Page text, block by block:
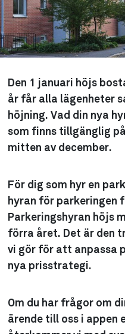
Den 1 januari höjs
år får alla lägenheter
höjning. Vad din nya
som finns tillgänglig
mitten av december.
För dig som hyr en
hyran för parkeringen
Parkeringshyran höjs
förra året. Det är den
vi gör för att anpassa
nya prisstrategi.
Om du har frågor om
ärende till oss i appen